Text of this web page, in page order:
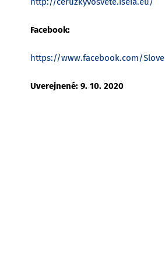
Facebook:
https://www.facebook.com/
Uverejnené: 9. 10. 2020